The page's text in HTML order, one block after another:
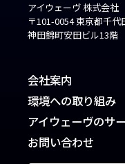
アイウェーヴ 株式会社
〒101-0054 東京都千
神田錦町安田ビル13階
会社案内
環境への取り組み
アイウェーヴのサ
お問い合わせ